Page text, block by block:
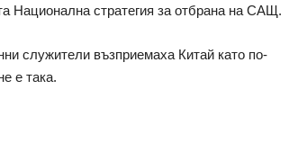
Национална стратегия за отбрана на САЩ.
служители възприемаха Китай като по-
е така.